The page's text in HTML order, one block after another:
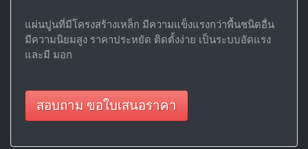
แผ่นปูนที่มีโครงสร้างเหล็ก มีความแข็งแรงกว่าพื้นชนิดอื่น
มีความนิยมสูง ราคาประหยัด ติดตั้งง่าย เป็นระบบอัดแรง
และมี มอก
สอบถาม ขอใบเสนอราคา